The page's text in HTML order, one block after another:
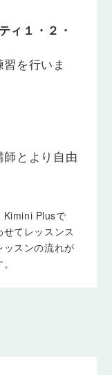
theirs
のものなの
か」のよう
きるように
にしているこ
ようになり
ィ１・２・
を行いま
とより自由
Kimini Plusで
てレッスンス
ッスンの流れが